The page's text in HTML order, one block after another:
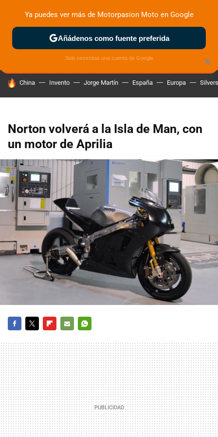
ZONA DE PRUEBAS DEPORTIVAS MOTOS ELÉCTRICAS
HOY SE HABLA DE
China Invento Jorge Martín España Europa
Norton volverá a la Isla de Man, con
un motor de Aprilia
MAIL
×
Ya puedes ver más de Motorpasion Moto en Google
Añádenos como fuente preferida
Solo necesitas una cuenta de Google